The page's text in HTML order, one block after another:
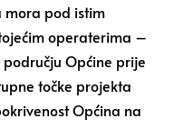
mora pod istim
operaterima –
Općine prije
točke projekta
Općina na